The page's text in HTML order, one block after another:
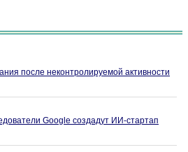
после неконтролируемой активности
Google создадут ИИ-стартап